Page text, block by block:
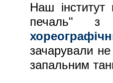
Наш інститут
печаль"
зачарували
запальним